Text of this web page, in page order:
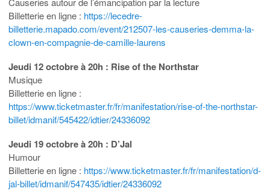
Billetterie en ligne : https://lecedre-
billetterie.mapado.com/event/212507-les-causeries-demma-la-
clown-en-compagnie-de-camille-laurens
Jeudi 12 octobre à 20h : Rise of the Northstar
Musique
Billetterie en ligne :
https://www.ticketmaster.fr/fr/manifestation/rise-of-the-northstar-
billet/idmanif/545422/idtier/24336092
Jeudi 19 octobre à 20h : D’Jal
Humour
Billetterie en ligne : https://www.ticketmaster.fr/fr/manifestation/d-
jal-billet/idmanif/547435/idtier/24336092